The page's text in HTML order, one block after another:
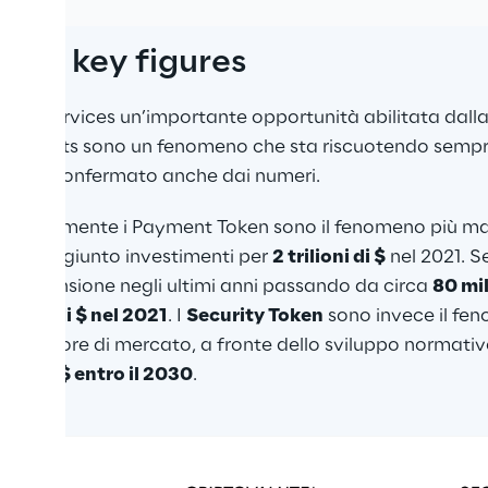
key figures
Services un’importante opportunità abilitata
Assets sono un fenomeno che sta riscuotendo
confermato anche dai numeri.
sicuramente i Payment Token sono il fenomeno più
raggiunto investimenti per 2 trilioni di $ nel 2021.
espansione negli ultimi anni passando da circa 80
miliardi $ nel 2021 . I Security Token sono invece il
il valore di mercato, a fronte dello sviluppo
di $ entro il 2030.